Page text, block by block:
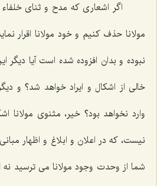
اگر اشعارى كه مدح و ثناى خلفاء
مولانا حذف كنيم و خود مولانا اقرار
نبوده و بدان افزوده شده است آيا
خالى از اشكال و ايراد خواهد شد؟ و
وارد نخواهد بود؟ خير، مثنوى مولانا
نيست، كه در اعلان و ابلاغ و اظهار
شما از وحدت وجود مولانا مى ‌ترسيد نه